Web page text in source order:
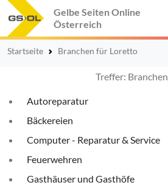
Gelbe Seiten Online
Österreich
Startseite Branchen für Loretto
Treffer: Branchen
Autoreparatur
Bäckereien
Computer - Reparatur & Service
Feuerwehren
Gasthäuser und Gasthöfe